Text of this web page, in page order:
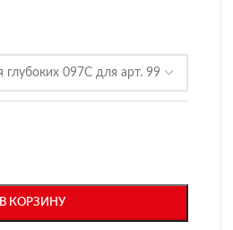
В КОРЗИНУ